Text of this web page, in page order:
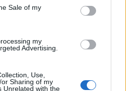
Sale of my
my
Advertising.
Use,
Sharing of my
Unrelated with the
kockázataira